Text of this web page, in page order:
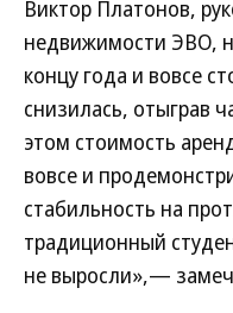
Виктор Платонов,
недвижимости ЭВО,
концу года и вовсе
снизилась, отыграв
этом стоимость
вовсе и
стабильность на
традиционный
не выросли»,—